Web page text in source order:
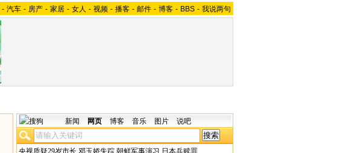
- 汽车 - 房产 - 家居 - 女人 - 视频 - 播客 - 邮件 - 博客 - BBS - 我说两句
新闻 网页 博客 音乐 图片 说吧
央视质疑29岁市长 邓玉娇失踪 朝鲜军事演习 日本兵赎罪